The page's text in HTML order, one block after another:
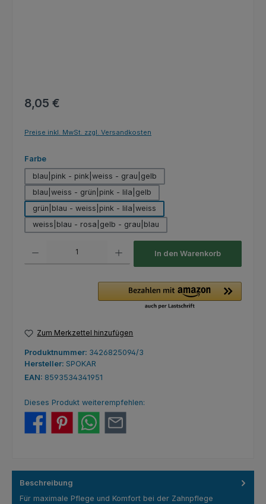
Regulärer Preis:
8,05 €
Preise inkl. MwSt. zzgl. Versandkosten
Farbeauswählen
blau|pink - pink|weiss - grau|gelb
blau|weiss - grün|pink - lila|gelb
grün|blau - weiss|pink - lila|weiss
weiss|blau - rosa|gelb - grau|blau
In den Warenkorb
Zum Merkzettel hinzufügen
Produktnummer: 3426825094/3
Hersteller: SPOKAR
EAN: 8593534341951
Dieses Produkt weiterempfehlen:
Beschreibung
Für maximale Pflege und Komfort bei der Zahnpflege